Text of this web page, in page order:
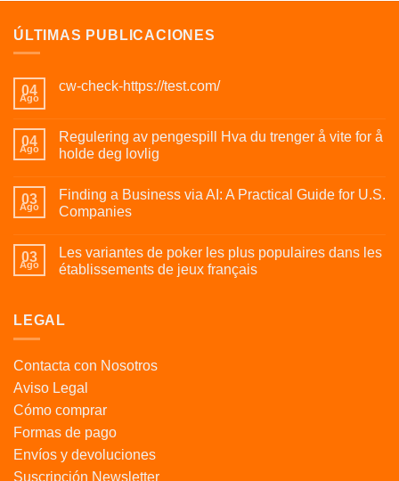
ÚLTIMAS PUBLICACIONES
04
Ago
cw-check-https://test.com/
04
Ago
Regulering av pengespill Hva du trenger å vite for å
holde deg lovlig
03
Ago
Finding a Business via AI: A Practical Guide for U.S.
Companies
03
Ago
Les variantes de poker les plus populaires dans les
établissements de jeux français
LEGAL
Contacta con Nosotros
Aviso Legal
Cómo comprar
Formas de pago
Envíos y devoluciones
Suscripción Newsletter